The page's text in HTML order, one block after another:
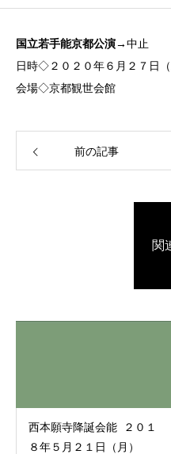
国立若手能京都公演→中止
日時◇２０２０年６月２７日（
会場◇京都観世会館
前の記事
関
西本願寺降誕会能 ２０１
８年５月２１日（月）